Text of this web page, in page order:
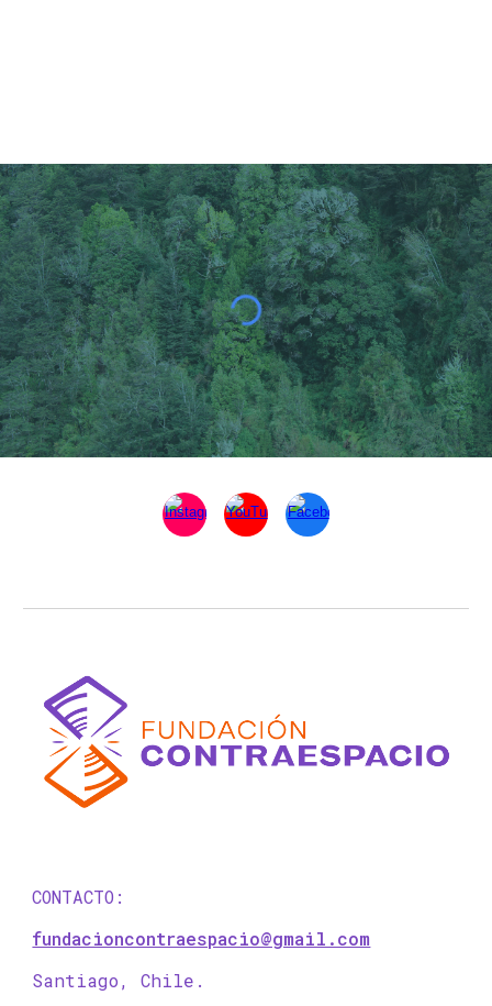
CONTACTO:
fundacioncontraespacio@gmail.com
Santiago, Chile.